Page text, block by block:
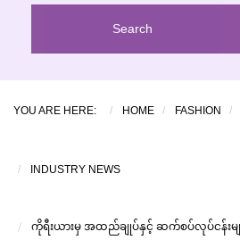
YOU ARE HERE: HOME FASHION
INDUSTRY NEWS
ကိုရီးယားမှ အထည်ချုပ်နှင့် ဆက်စပ်လုပ်ငန်းမျ